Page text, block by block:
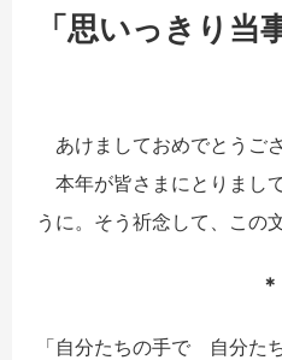
「思いっきり当
あけましておめでとうござ
本年が皆さまにとりまし
うに。そう祈念して、この
＊
「自分たちの手で 自分